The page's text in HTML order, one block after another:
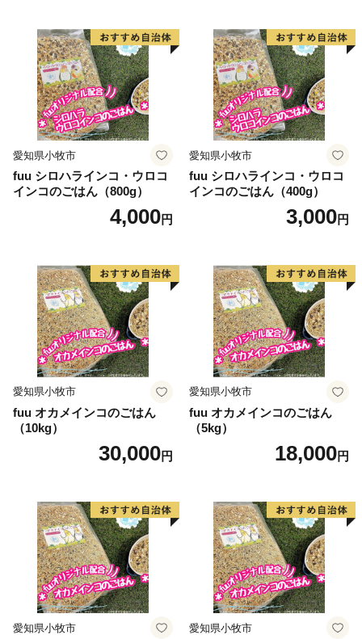
愛知県小牧市
fuu シロハラインコ・ウロコ
インコのごはん（800g）
4,000円
愛知県小牧市
fuu シロハラインコ・ウロコ
インコのごはん（400g）
3,000円
愛知県小牧市
fuu オカメインコのごはん
（10kg）
30,000円
愛知県小牧市
fuu オカメインコのごはん
（5kg）
18,000円
愛知県小牧市 愛知県小牧市